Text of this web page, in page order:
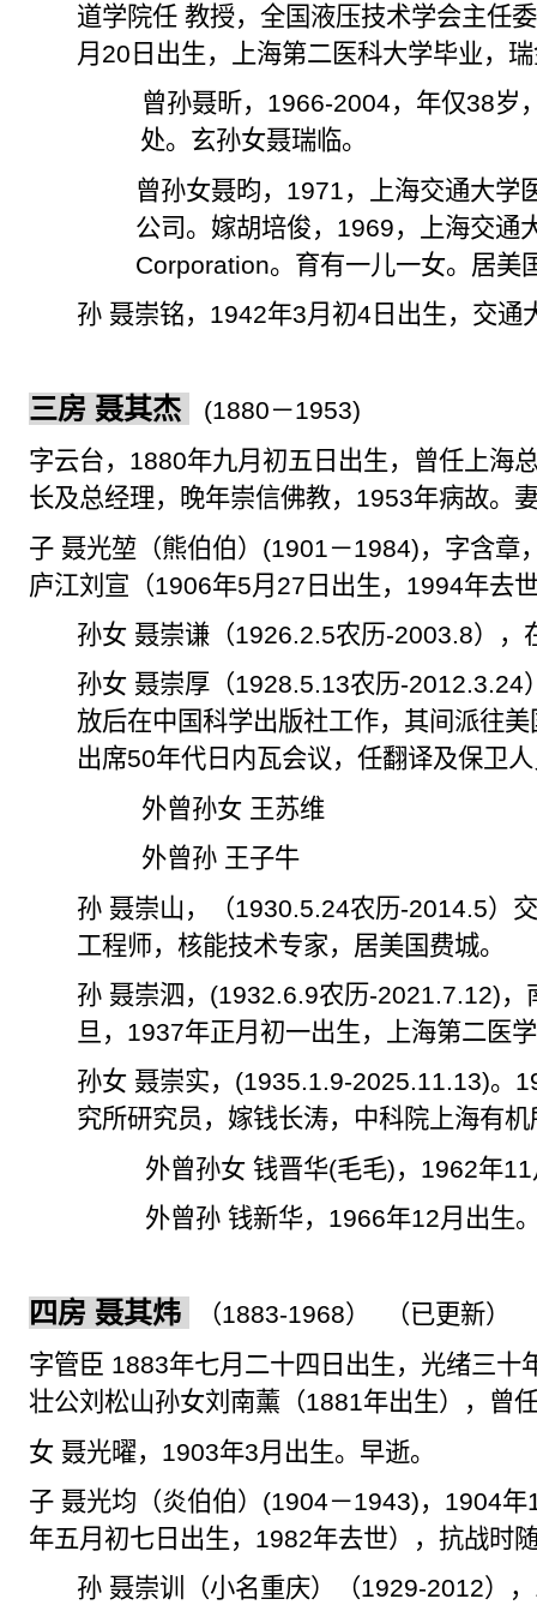
道学院任 教授，全国液压技术学会主任
月 20 日出生，上海第二医科大学毕业，
曾孙聂昕， 1966-2004，年仅38岁
处。玄孙女聂瑞临。
曾孙女聂昀， 1971，上海交通大学
公司。 嫁胡培俊， 1969，上海交通
Corporation。育有一儿一女。居美
孙 聂崇铭， 1942年3月初4 日出生，交通
三房 聂其杰 (1880－1953)
字云台， 1880年九月初五日出生，曾任上海
长及总经理，晚年崇信佛教， 1953年病故。
子 聂光堃 （熊伯伯） (1901－1984)，字含章
庐江刘 宣（1906年5月 27 日出生， 1994年去
孙女 聂崇谦（1926.2.5农历-2003.8），
孙女 聂崇厚（1928.5.13农历-2012.3.24
放后在中国科学出版社工作，其间派往
出席50年代日内瓦会议，任翻译及保卫
外曾孙女 王苏维
外曾孙 王子牛
孙 聂崇山，（1930.5.24农历-2014.5）
工程师，核能技术专家，居美国费城。
孙 聂崇泗， (1932.6.9农历-2021.7.12)，
旦， 1937年正月初一出生，上海第二医
孙女 聂崇实， (1935.1.9-2025.11.13)。
究所研究员，嫁钱长涛，中科院上海有
外曾孙女 钱晋华(毛毛)， 1962年11
外曾孙 钱新华， 1966年12月出生
四房 聂其炜 （1883-1968）
（已更新）
字管臣 1883年七月二十四日出生，光绪三十
壮公刘松山孙女刘南薰 （1881年出生），曾
女 聂光曜， 1903年3月出生。早逝。
子 聂光均（炎伯伯） (1904－1943)， 1904年
年五月初七日出生， 1982年去世），抗战时
孙 聂崇训（小名重庆）（1929-2012），